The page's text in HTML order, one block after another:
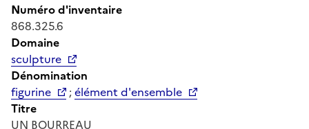
Numéro d'inventaire
868.325.6
Domaine
sculpture
Dénomination
figurine
;élément d'ensemble
Titre
UN BOURREAU